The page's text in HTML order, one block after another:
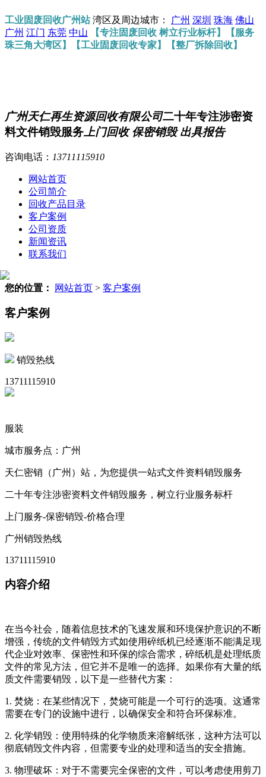
工业固废回收广州站湾区及周边城市： 广州 深圳 珠海 佛山
广州 江门 东莞 中山
【专注固废回收 树立行业标杆】【服务
珠三角大湾区】【工业固废回收专家】【整厂拆除回收】
广州天仁再生资源回收有限公司二十年专注涉密资
料文件销毁服务 上门回收 保密销毁 出具报告
咨询电话： 13711115910
网站首页
公司简介
回收产品目录
客户案例
公司资质
新闻资讯
联系我们
您的位置： 网站首页 > 客户案例
客户案例
销毁热线
13711115910
服装
城市服务点：广州
天仁密销（广州）站，为您提供一站式文件资料销毁服务
二十年专注涉密资料文件销毁服务，树立行业服务标杆
上门服务-保密销毁-价格合理
广州销毁热线
13711115910
内容介绍
在当今社会，随着信息技术的飞速发展和环境保护意识的不断
增强，传统的文件销毁方式如使用碎纸机已经逐渐不能满足现
代企业对效率、保密性和环保的综合需求，碎纸机是处理纸质
文件的常见方法，但它并不是唯一的选择。如果你有大量的纸
质文件需要销毁，以下是一些替代方案：
1. 焚烧：在某些情况下，焚烧可能是一个可行的选项。这通常
需要在专门的设施中进行，以确保安全和符合环保标准。
2. 化学销毁：使用特殊的化学物质来溶解纸张，这种方法可以
彻底销毁文件内容，但需要专业的处理和适当的安全措施。
3. 物理破坏：对于不需要完全保密的文件，可以考虑使用剪刀